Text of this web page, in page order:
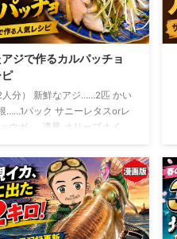
ジで作るカルパッチョ
人分） 新鮮なアジ……2匹 かい
……1パック サニーレタスorレ
ウガ……適量 オリーブオイ
小さじ1 塩……少々 粗びき黒
……少々 おろしにんにく……少
アジを使う場合は、鮮度を保
持ち帰り生食できる状態のも
ます アジの下ごしらえと盛り